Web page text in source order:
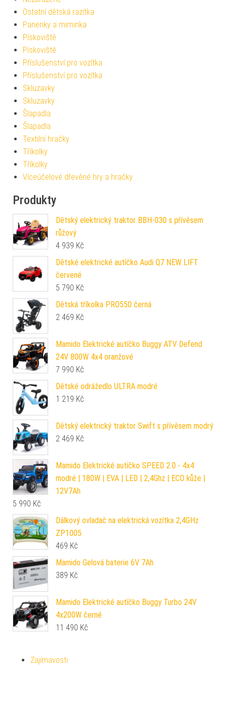
Ostatní dětská razítka
Panenky a miminka
Pískoviště
Pískoviště
Příslušenství pro vozítka
Příslušenství pro vozítka
Skluzavky
Skluzavky
Šlapadla
Šlapadla
Textilní hračky
Tříkolky
Tříkolky
Víceúčelové dřevěné hry a hračky
Produkty
Dětský elektrický traktor BBH-030 s přívěsem
růžový
4 939 Kč
Dětské elektrické autíčko Audi Q7 NEW LIFT
červené
5 790 Kč
Dětská tříkolka PRO550 černá
2 469 Kč
Mamido Elektrické autíčko Buggy ATV Defend
24V 800W 4x4 oranžové
7 990 Kč
Dětské odrážedlo ULTRA modré
1 219 Kč
Dětský elektrický traktor Swift s přívěsem modrý
2 469 Kč
Mamido Elektrické autíčko SPEED 2.0 - 4x4
modré | 180W | EVA | LED | 2,4Ghz | ECO kůže |
12V7Ah
5 990 Kč
Dálkový ovladač na elektrická vozítka 2,4GHz
ZP1005
469 Kč
Mamido Gelová baterie 6V 7Ah
389 Kč
Mamido Elektrické autíčko Buggy Turbo 24V
4x200W černé
11 490 Kč
Zajímavosti